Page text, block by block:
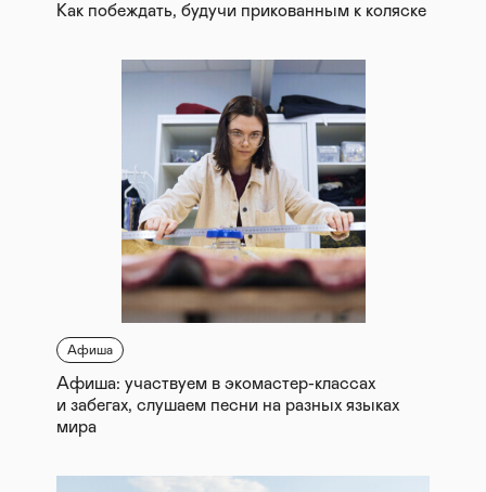
Как побеждать, будучи прикованным к коляске
Афиша
Афиша: участвуем в экомастер-классах
и забегах, слушаем песни на разных языках
мира